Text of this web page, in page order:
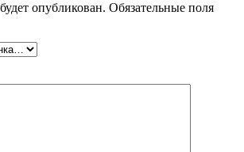
опубликован. Обязательные поля